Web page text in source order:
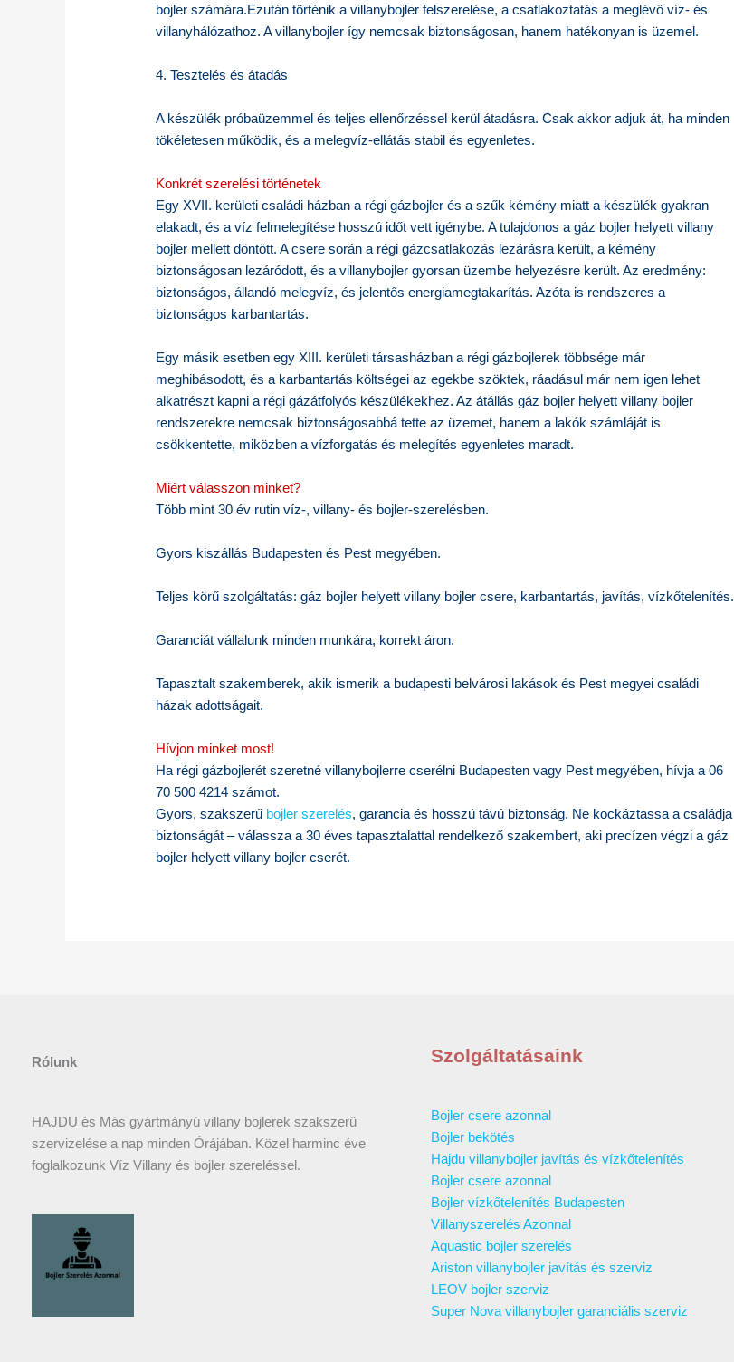
bojler számára.Ezután történik a villanybojler felszerelése, a csatlakoztatás a meglévő víz- és
villanyhálózathoz. A villanybojler így nemcsak biztonságosan, hanem hatékonyan is üzemel.
4. Tesztelés és átadás
A készülék próbaüzemmel és teljes ellenőrzéssel kerül átadásra. Csak akkor adjuk át, ha minden
tökéletesen működik, és a melegvíz-ellátás stabil és egyenletes.
Konkrét szerelési történetek
Egy XVII. kerületi családi házban a régi gázbojler és a szűk kémény miatt a készülék gyakran
elakadt, és a víz felmelegítése hosszú időt vett igénybe. A tulajdonos a gáz bojler helyett villany
bojler mellett döntött. A csere során a régi gázcsatlakozás lezárásra került, a kémény
biztonságosan lezáródott, és a villanybojler gyorsan üzembe helyezésre került. Az eredmény:
biztonságos, állandó melegvíz, és jelentős energiamegtakarítás. Azóta is rendszeres a
biztonságos karbantartás.
Egy másik esetben egy XIII. kerületi társasházban a régi gázbojlerek többsége már
meghibásodott, és a karbantartás költségei az egekbe szöktek, ráadásul már nem igen lehet
alkatrészt kapni a régi gázátfolyós készülékekhez. Az átállás gáz bojler helyett villany bojler
rendszerekre nemcsak biztonságosabbá tette az üzemet, hanem a lakók számláját is
csökkentette, miközben a vízforgatás és melegítés egyenletes maradt.
Miért válasszon minket?
Több mint 30 év rutin víz-, villany- és bojler-szerelésben.
Gyors kiszállás Budapesten és Pest megyében.
Teljes körű szolgáltatás: gáz bojler helyett villany bojler csere, karbantartás, javítás, vízkőtelenítés.
Garanciát vállalunk minden munkára, korrekt áron.
Tapasztalt szakemberek, akik ismerik a budapesti belvárosi lakások és Pest megyei családi
házak adottságait.
Hívjon minket most!
Ha régi gázbojlerét szeretné villanybojlerre cserélni Budapesten vagy Pest megyében, hívja a 06
70 500 4214 számot.
Gyors, szakszerű bojler szerelés, garancia és hosszú távú biztonság. Ne kockáztassa a családja
biztonságát – válassza a 30 éves tapasztalattal rendelkező szakembert, aki precízen végzi a gáz
bojler helyett villany bojler cserét.
Rólunk
HAJDU és Más gyártmányú villany bojlerek szakszerű
szervizelése a nap minden Órájában. Közel harminc éve
foglalkozunk Víz Villany és bojler szereléssel.
Szolgáltatásaink
Bojler csere azonnal
Bojler bekötés
Hajdu villanybojler javítás és vízkőtelenítés
Bojler csere azonnal
Bojler vízkőtelenítés Budapesten
Villanyszerelés Azonnal
Aquastic bojler szerelés
Ariston villanybojler javítás és szerviz
LEOV bojler szerviz
Super Nova villanybojler garanciális szerviz